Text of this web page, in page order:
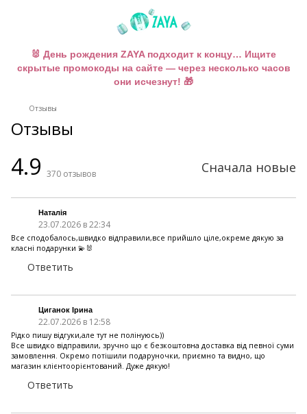
🐰 День рождения ZAYA подходит к концу… Ищите
скрытые промокоды на сайте — через несколько часов
они исчезнут! 🎁
Отзывы
Отзывы
4.9 370 отзывов Сначала новые
Наталія
23.07.2026 в 22:34
Все сподобалось,швидко відправили,все прийшло ціле,окреме дякую за
класні подарунки 💫🐰
Ответить
Циганок Ірина
22.07.2026 в 12:58
Рідко пишу відгуки,але тут не полінуюсь))
Все швидко відправили, зручно що є безкоштовна доставка від певної суми
замовлення. Окремо потішили подаруночки, приємно та видно, що
магазин клієнтоорієнтований. Дуже дякую!
Ответить